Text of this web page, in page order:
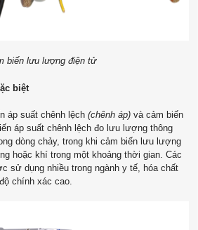
biến lưu lượng điện tử
biệt
áp suất chênh lệch (chênh áp)và cảm biến
áp suất chênh lệch đo lưu lượng thông
dòng chảy, trong khi cảm biến lưu lượng
hoặc khí trong một khoảng thời gian. Các
sử dụng nhiều trong ngành y tế, hóa chất
chính xác cao.